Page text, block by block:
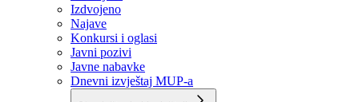
Aktuelno
Sve vijesti
Izdvojeno
Najave
Konkursi i oglasi
Javni pozivi